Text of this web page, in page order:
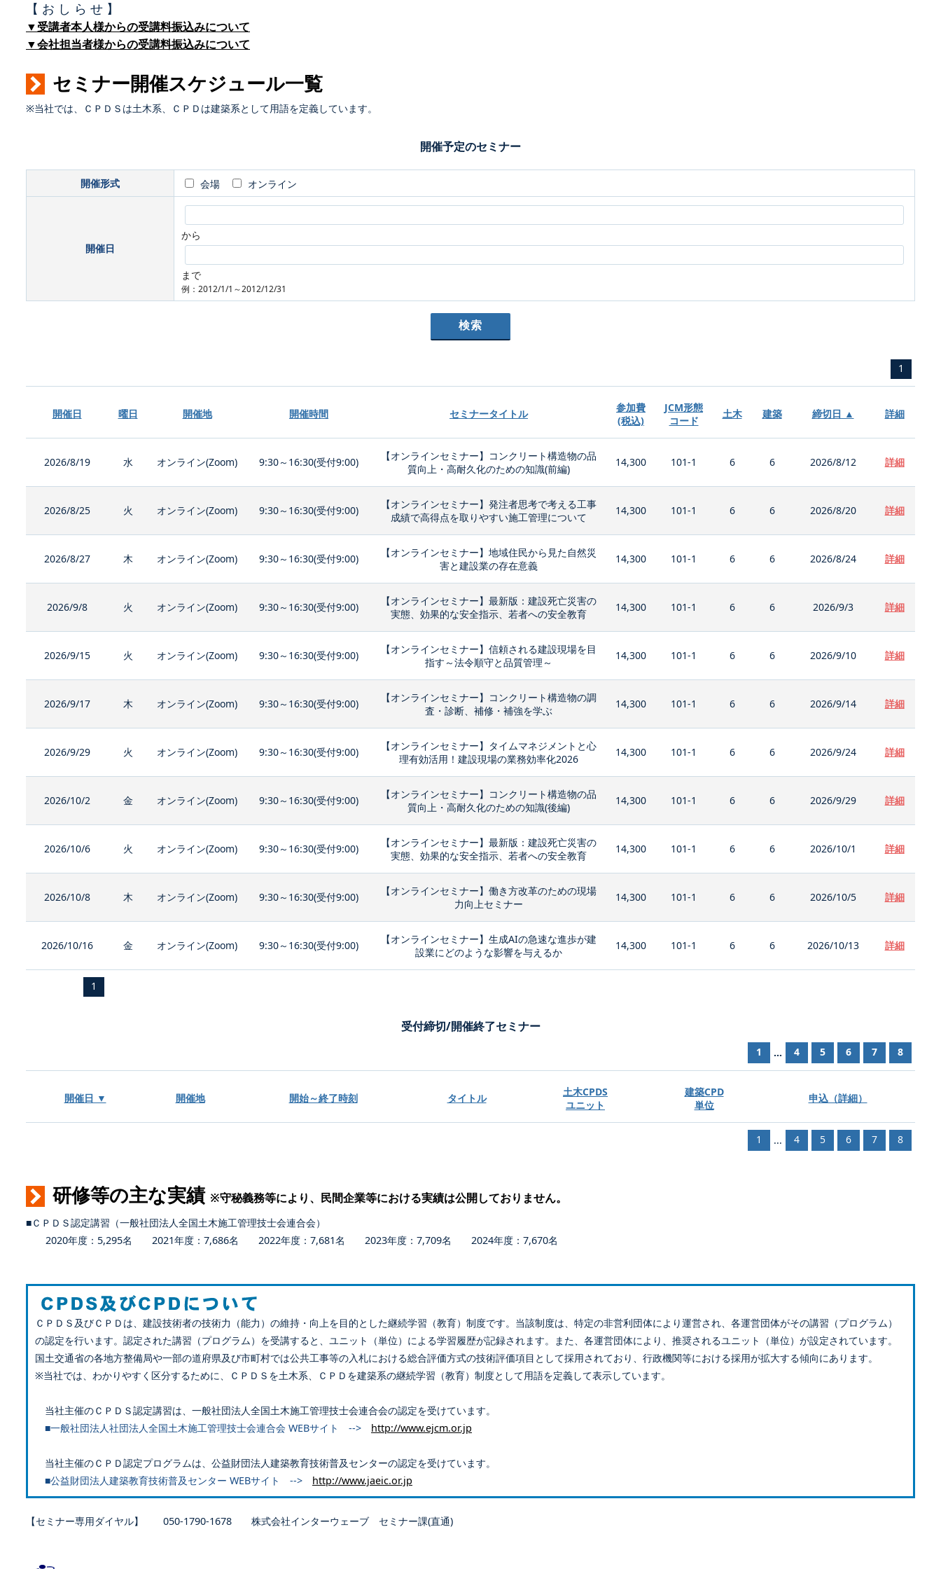
【 お し ら せ 】
▼受講者本人様からの受講料振込みについて
▼会社担当者様からの受講料振込みについて
セミナー開催スケジュール一覧
※当社では、ＣＰＤＳは土木系、ＣＰＤは建築系として用語を定義しています。
開催予定のセミナー
開催形式 会場 オンライン
開催日
から
まで
例：2012/1/1～2012/12/31
1
開催日 曜日 開催地 開催時間 セミナータイトル
参加費
(税込)
JCM形態
コード
土木 建築 締切日 ▲ 詳細
2026/8/19 水 オンライン(Zoom) 9:30～16:30(受付9:00)
【オンラインセミナー】コンクリート構造物の品
質向上・高耐久化のための知識(前編)
14,300 101-1 6 6 2026/8/12 詳細
2026/8/25 火 オンライン(Zoom) 9:30～16:30(受付9:00)
【オンラインセミナー】発注者思考で考える工事
成績で高得点を取りやすい施工管理について
14,300 101-1 6 6 2026/8/20 詳細
2026/8/27 木 オンライン(Zoom) 9:30～16:30(受付9:00)
【オンラインセミナー】地域住民から見た自然災
害と建設業の存在意義
14,300 101-1 6 6 2026/8/24 詳細
2026/9/8 火 オンライン(Zoom) 9:30～16:30(受付9:00)
【オンラインセミナー】最新版：建設死亡災害の
実態、効果的な安全指示、若者への安全教育
14,300 101-1 6 6 2026/9/3 詳細
2026/9/15 火 オンライン(Zoom) 9:30～16:30(受付9:00)
【オンラインセミナー】信頼される建設現場を目
指す～法令順守と品質管理～
14,300 101-1 6 6 2026/9/10 詳細
2026/9/17 木 オンライン(Zoom) 9:30～16:30(受付9:00)
【オンラインセミナー】コンクリート構造物の調
査・診断、補修・補強を学ぶ
14,300 101-1 6 6 2026/9/14 詳細
2026/9/29 火 オンライン(Zoom) 9:30～16:30(受付9:00)
【オンラインセミナー】タイムマネジメントと心
理有効活用！建設現場の業務効率化2026
14,300 101-1 6 6 2026/9/24 詳細
2026/10/2 金 オンライン(Zoom) 9:30～16:30(受付9:00)
【オンラインセミナー】コンクリート構造物の品
質向上・高耐久化のための知識(後編)
14,300 101-1 6 6 2026/9/29 詳細
2026/10/6 火 オンライン(Zoom) 9:30～16:30(受付9:00)
【オンラインセミナー】最新版：建設死亡災害の
実態、効果的な安全指示、若者への安全教育
14,300 101-1 6 6 2026/10/1 詳細
2026/10/8 木 オンライン(Zoom) 9:30～16:30(受付9:00)
【オンラインセミナー】働き方改革のための現場
力向上セミナー
14,300 101-1 6 6 2026/10/5 詳細
2026/10/16 金 オンライン(Zoom) 9:30～16:30(受付9:00)
【オンラインセミナー】生成AIの急速な進歩が建
設業にどのような影響を与えるか
14,300 101-1 6 6 2026/10/13 詳細
1
受付締切/開催終了セミナー
1 ... 4 5 6 7 8
開催日 ▼ 開催地 開始～終了時刻 タイトル
土木CPDS
ユニット
建築CPD
単位
申込（詳細）
1 ... 4 5 6 7 8
研修等の主な実績 ※守秘義務等により、民間企業等における実績は公開しておりません。
■ＣＰＤＳ認定講習（一般社団法人全国土木施工管理技士会連合会）
2020年度：5,295名 2021年度：7,686名 2022年度：7,681名 2023年度：7,709名 2024年度：7,670名
ＣＰＤＳ及びＣＰＤは、建設技術者の技術力（能力）の維持・向上を目的とした継続学習（教育）制度です。当該制度は、特定の非営利団体により運営され、各運営団体がその講習（プログラム）
の認定を行います。認定された講習（プログラム）を受講すると、ユニット（単位）による学習履歴が記録されます。また、各運営団体により、推奨されるユニット（単位）が設定されています。
国土交通省の各地方整備局や一部の道府県及び市町村では公共工事等の入札における総合評価方式の技術評価項目として採用されており、行政機関等における採用が拡大する傾向にあります。
※当社では、わかりやすく区分するために、ＣＰＤＳを土木系、ＣＰＤを建築系の継続学習（教育）制度として用語を定義して表示しています。
当社主催のＣＰＤＳ認定講習は、一般社団法人全国土木施工管理技士会連合会の認定を受けています。
■一般社団法人社団法人全国土木施工管理技士会連合会 WEBサイト --> http://www.ejcm.or.jp
当社主催のＣＰＤ認定プログラムは、公益財団法人建築教育技術普及センターの認定を受けています。
■公益財団法人建築教育技術普及センター WEBサイト --> http://www.jaeic.or.jp
【セミナー専用ダイヤル】 050-1790-1678 株式会社インターウェーブ セミナー課(直通)